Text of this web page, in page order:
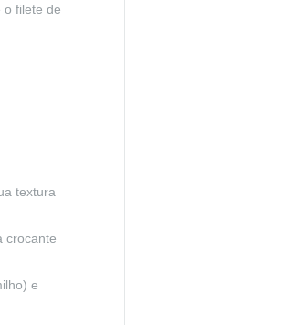
o filete de
textura
crocante
e